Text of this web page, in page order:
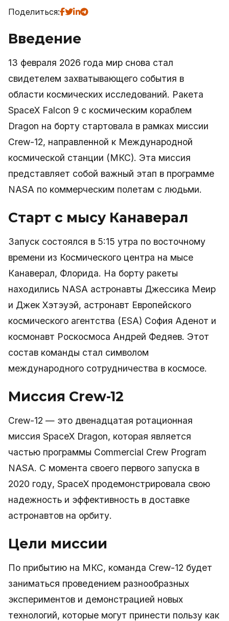
Поделиться:
Введение
13 февраля 2026 года мир снова стал
свидетелем захватывающего события в
области космических исследований. Ракета
SpaceX Falcon 9 с космическим кораблем
Dragon на борту стартовала в рамках миссии
Crew-12, направленной к Международной
космической станции (МКС). Эта миссия
представляет собой важный этап в программе
NASA по коммерческим полетам с людьми.
Старт с мысу Канаверал
Запуск состоялся в 5:15 утра по восточному
времени из Космического центра на мысе
Канаверал, Флорида. На борту ракеты
находились NASA астронавты Джессика Меир
и Джек Хэтэуэй, астронавт Европейского
космического агентства (ESA) София Аденот и
космонавт Роскосмоса Андрей Федяев. Этот
состав команды стал символом
международного сотрудничества в космосе.
Миссия Crew-12
Crew-12 — это двенадцатая ротационная
миссия SpaceX Dragon, которая является
частью программы Commercial Crew Program
NASA. С момента своего первого запуска в
2020 году, SpaceX продемонстрировала свою
надежность и эффективность в доставке
астронавтов на орбиту.
Цели миссии
По прибытию на МКС, команда Crew-12 будет
заниматься проведением разнообразных
экспериментов и демонстрацией новых
технологий, которые могут принести пользу как